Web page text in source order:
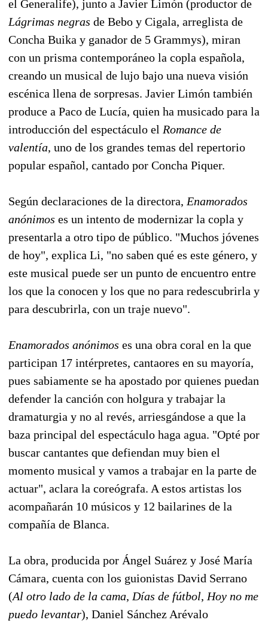
el Generalife), junto a Javier Limón (productor de
Lágrimas negras de Bebo y Cigala, arreglista de
Concha Buika y ganador de 5 Grammys), miran
con un prisma contemporáneo la copla española,
creando un musical de lujo bajo una nueva visión
escénica llena de sorpresas. Javier Limón también
produce a Paco de Lucía, quien ha musicado para la
introducción del espectáculo el Romance de
valentía, uno de los grandes temas del repertorio
popular español, cantado por Concha Piquer.
Según declaraciones de la directora, Enamorados
anónimos es un intento de modernizar la copla y
presentarla a otro tipo de público. "Muchos jóvenes
de hoy", explica Li, "no saben qué es este género, y
este musical puede ser un punto de encuentro entre
los que la conocen y los que no para redescubrirla y
para descubrirla, con un traje nuevo".
Enamorados anónimos es una obra coral en la que
participan 17 intérpretes, cantaores en su mayoría,
pues sabiamente se ha apostado por quienes puedan
defender la canción con holgura y trabajar la
dramaturgia y no al revés, arriesgándose a que la
baza principal del espectáculo haga agua. "Opté por
buscar cantantes que defiendan muy bien el
momento musical y vamos a trabajar en la parte de
actuar", aclara la coreógrafa. A estos artistas los
acompañarán 10 músicos y 12 bailarines de la
compañía de Blanca.
La obra, producida por Ángel Suárez y José María
Cámara, cuenta con los guionistas David Serrano
(Al otro lado de la cama, Días de fútbol, Hoy no me
puedo levantar), Daniel Sánchez Arévalo